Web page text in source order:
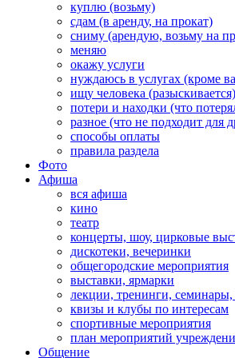
куплю (возьму)
сдам (в аренду, на прокат)
сниму (арендую, возьму на
меняю
окажу услуги
нуждаюсь в услугах (кроме
ищу человека (разыскивается)
потери и находки (что
разное (что не подходит для
способы оплаты
правила раздела
Фото
Афиша
вся афиша
кино
театр
концерты, шоу, цирковые
дискотеки, вечеринки
общегородские мероприятия
выставки, ярмарки
лекции, тренинги, семинары,
квизы и клубы по интересам
спортивные мероприятия
план мероприятий
Общение